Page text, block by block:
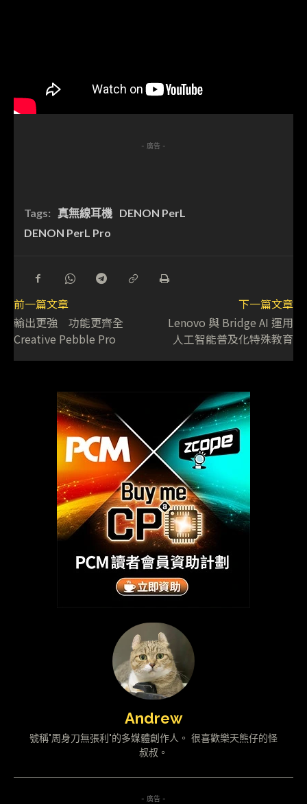
- 廣告 -
Tags: 真無線耳機 DENON PerL
DENON PerL Pro
前一篇文章
輸出更強 功能更齊全
Creative Pebble Pro
下一篇文章
Lenovo 與 Bridge AI 運用
人工智能普及化特殊教育
Andrew
號稱"周身刀無張利"的多媒體創作人。 很喜歡樂天熊仔的怪
叔叔。
- 廣告 -